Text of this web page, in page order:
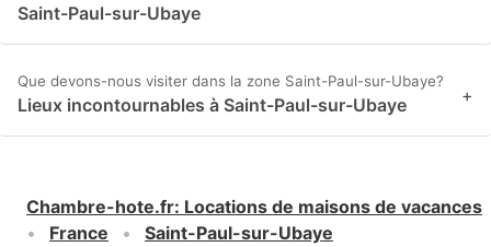
Saint-Paul-sur-Ubaye
Que devons-nous visiter dans la zone Saint-Paul-sur-Ubaye?
Lieux incontournables à Saint-Paul-sur-Ubaye +
Chambre-hote.fr: Locations de maisons de vacances
France
Saint-Paul-sur-Ubaye